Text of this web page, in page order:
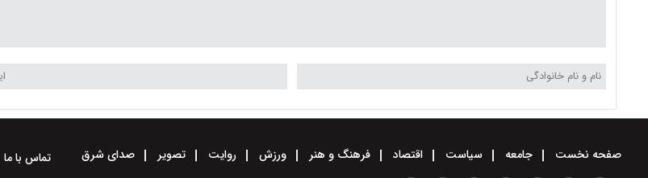
صفحه نخست جامعه سیاست اقتصاد فرهنگ و هنر ورزش روایت تصویر صدای شرق
تماس با ما